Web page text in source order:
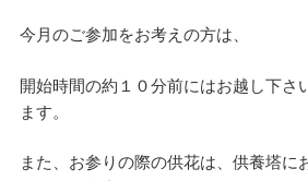
今月のご参加をお考えの方は、
開始時間の約１０分前にはお越し下さ
ます。
また、お参りの際の供花は、供養塔に